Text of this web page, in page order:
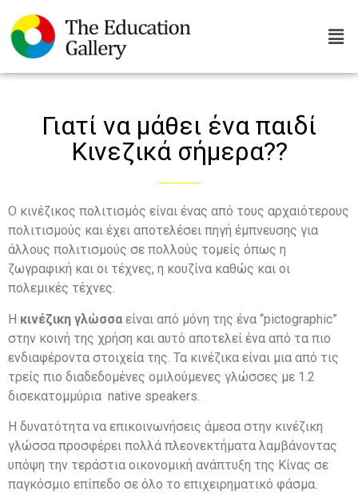
Γιατί να μάθει ένα παιδί
Κινεζικά σήμερα??
Ο κινέζικος πολιτισμός είναι ένας από τους αρχαιότερους
πολιτισμούς και έχει αποτελέσει πηγή έμπνευσης για
άλλους πολιτισμούς σε πολλούς τομείς όπως η
ζωγραφική και οι τέχνες, η κουζίνα καθώς και οι
πολεμικές τέχνες.
Η κινέζικη γλώσσα είναι από μόνη της ένα “pictographic”
στην κοινή της χρήση και αυτό αποτελεί ένα από τα πιο
ενδιαφέροντα στοιχεία της. Τα κινέζικα είναι μια από τις
τρείς πιο διαδεδομένες ομιλούμενες γλώσσες με 1.2
δισεκατομμύρια native speakers.
Η δυνατότητα να επικοινωνήσεις άμεσα στην κινέζικη
γλώσσα προσφέρει πολλά πλεονεκτήματα λαμβάνοντας
υπόψη την τεράστια οικονομική ανάπτυξη της Κίνας σε
παγκόσμιο επίπεδο σε όλο το επιχειρηματικό φάσμα.